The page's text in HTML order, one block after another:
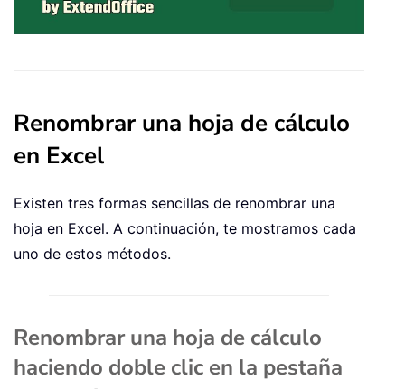
Renombrar una hoja de cálculo
en Excel
Existen tres formas sencillas de renombrar una
hoja en Excel. A continuación, te mostramos cada
uno de estos métodos.
Renombrar una hoja de cálculo
haciendo doble clic en la pestaña